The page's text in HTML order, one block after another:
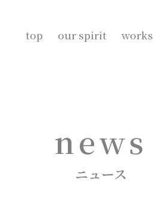
top our spirit works
news
ニュース